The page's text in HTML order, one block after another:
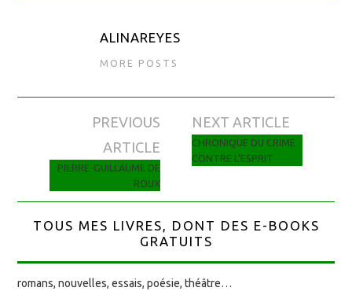
ALINAREYES
MORE POSTS
Navigation des articles
PREVIOUS
ARTICLE
PIERRE-GUILLAUME DE
ROUX
NEXT ARTICLE
CHRONIQUE DU CRIME
CONTRE L’ESPRIT
TOUS MES LIVRES, DONT DES E-BOOKS
GRATUITS
romans, nouvelles, essais, poésie, théâtre…